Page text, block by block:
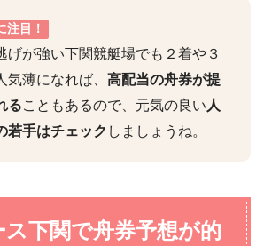
注目！
げが強い下関競艇場でも２着や３
気薄になれば、 高配当の舟券が提
ることもあるので、元気の良い 人
若手はチェック しましょうね。
下関で舟券予想が的